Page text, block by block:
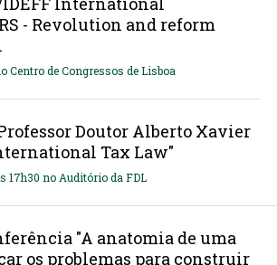
- Revolution and reform
Centro de Congressos de Lisboa
Doutor Alberto Xavier
Tax Law"
17h30 no Auditório da FDL
"A anatomia de uma
os problemas para construir